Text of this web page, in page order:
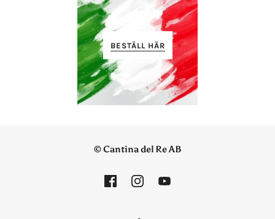
BESTÄLL HÄR
© Cantina del Re AB